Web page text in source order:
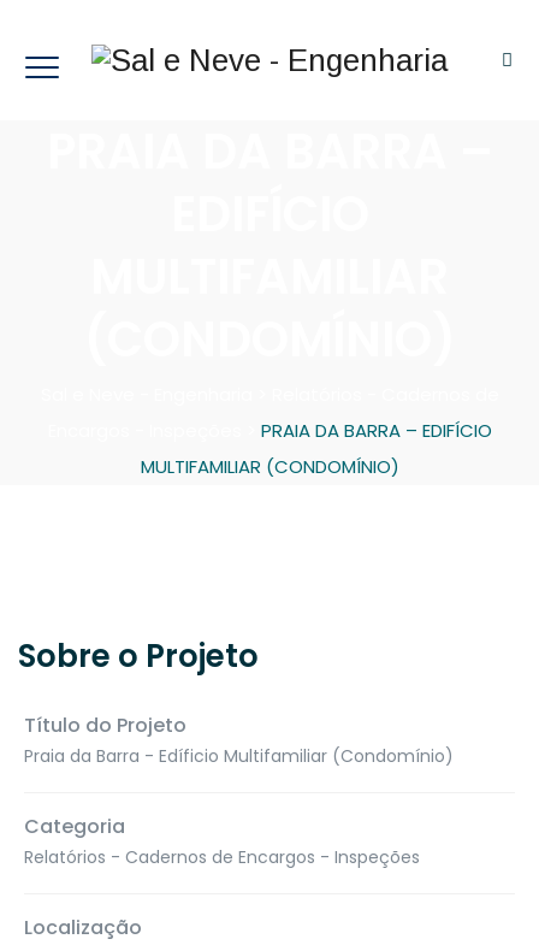
PRAIA DA BARRA – EDIFÍCIO
MULTIFAMILIAR (CONDOMÍNIO)
Sobre o Projeto
Título do Projeto
Praia da Barra - Edíficio Multifamiliar (Condomínio)
Categoria
Relatórios - Cadernos de Encargos - Inspeções
Localização